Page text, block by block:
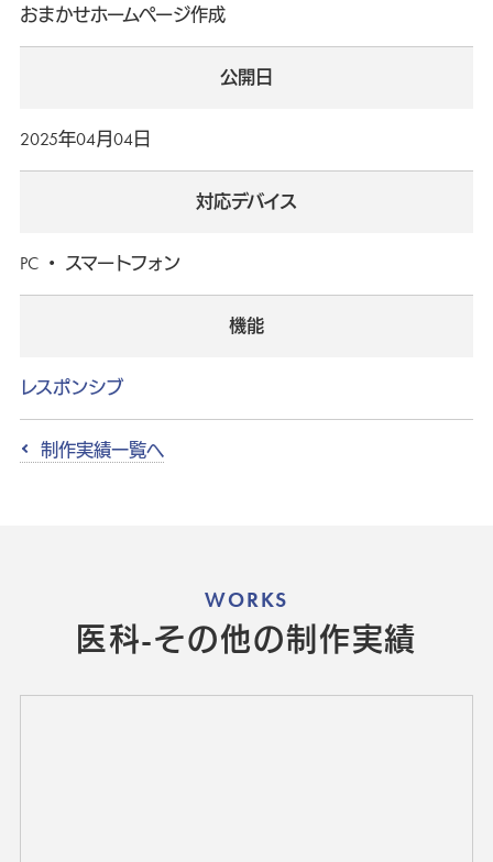
おまかせホームページ作成
公開日
2025年04月04日
対応デバイス
PC ・ スマートフォン
機能
レスポンシブ
制作実績一覧へ
WORKS
医科-その他の制作実績